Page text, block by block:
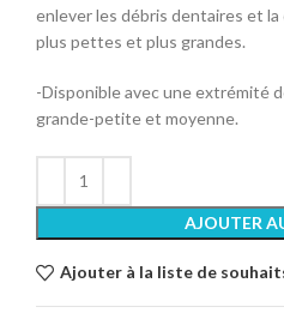
enlever les débris dentaires et
plus pettes et plus grandes.
-Disponible avec une extrémité
grande-petite et moyenne.
AJOUTER
Ajouter à la liste de